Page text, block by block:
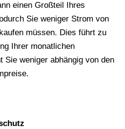
einen Großteil Ihres
Sie weniger Strom von
müssen. Dies führt zu
Ihrer monatlichen
Sie weniger abhängig von den